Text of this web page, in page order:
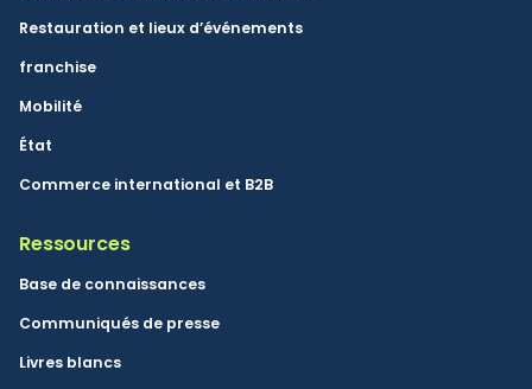
Restauration et lieux d’événements
franchise
Mobilité
État
Commerce international et B2B
Ressources
Base de connaissances
Communiqués de presse
Livres blancs